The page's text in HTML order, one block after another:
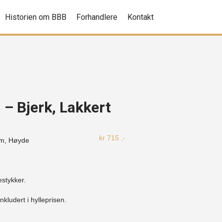
Historien om BBB Forhandlere Kontakt
– Bjerk, Lakkert
Høyde
kr715 ,-
i hylleprisen.